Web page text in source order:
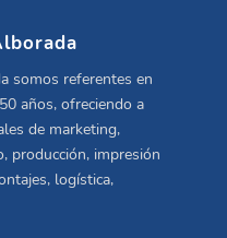
somos referentes en
años, ofreciendo a
de marketing,
producción, impresión
logística,